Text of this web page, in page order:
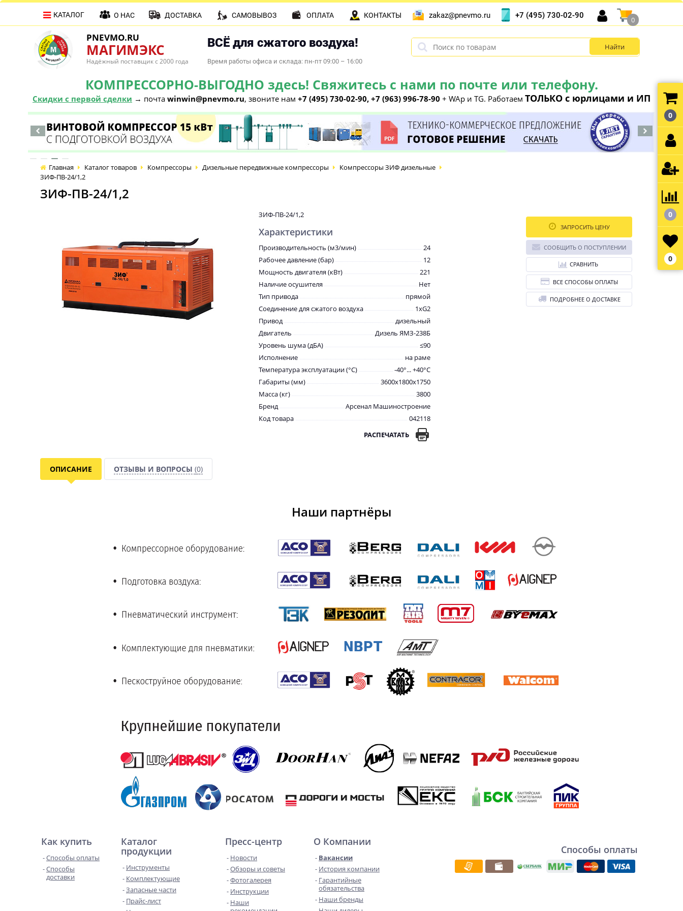
PNEVMO.RU
МАГИМЭКС
Надёжный поставщик с 2000 года
ВСЁ для сжатого воздуха!
Время работы офиса и склада: пн-пт 09:00 – 16:00
КОМПРЕССОРНО-ВЫГОДНО здесь! Свяжитесь с нами по почте или телефону.
Скидки с первой сделки → почта winwin@pnevmo.ru, звоните нам +7 (495) 730-02-90, +7 (963) 996-78-90 + WAp и TG. Работаем ТОЛЬКО с юрлицами и ИП
КАТАЛОГ О НАС ДОСТАВКА САМОВЫВОЗ ОПЛАТА КОНТАКТЫ zakaz@pnevmo.ru +7 (495) 730-02-90
0
Главная Каталог товаров Компрессоры Дизельные передвижные компрессоры
Компрессоры ЗИФ дизельные
ЗИФ-ПВ-24/1,2
ЗИФ-ПВ-24/1,2
ЗИФ-ПВ-24/1,2
Характеристики
Производительность (м3/мин)
24
Рабочее давление (бар)
12
Мощность двигателя (кВт)
221
Наличие осушителя
Нет
Тип привода
прямой
Соединение для сжатого воздуха
1хG2
Привод
дизельный
Двигатель
Дизель ЯМЗ-238Б
Уровень шума (дБА)
≤90
Исполнение
на раме
Температура эксплуатации (°С)
-40°... +40°С
Габариты (мм)
3600x1800x1750
Масса (кг)
3800
Бренд
Арсенал Машиностроение
Код товара
042118
РАСПЕЧАТАТЬ
ЗАПРОСИТЬ ЦЕНУ
СООБЩИТЬ О ПОСТУПЛЕНИИ
СРАВНИТЬ
ВСЕ СПОСОБЫ ОПЛАТЫ
ПОДРОБНЕЕ О ДОСТАВКЕ
ОПИСАНИЕ ОТЗЫВЫ И ВОПРОСЫ (0)
Наши партнёры
Как купить
Способы оплаты
Способы
доставки
Каталог
продукции
Инструменты
Комплектующие
Запасные части
Прайс-лист
Пресс-центр
Новости
Обзоры и советы
Фотогалерея
Инструкции
Наши
О Компании
Вакансии
История компании
Гарантийные
обязательства
Наши бренды
Способы оплаты
0
0
0